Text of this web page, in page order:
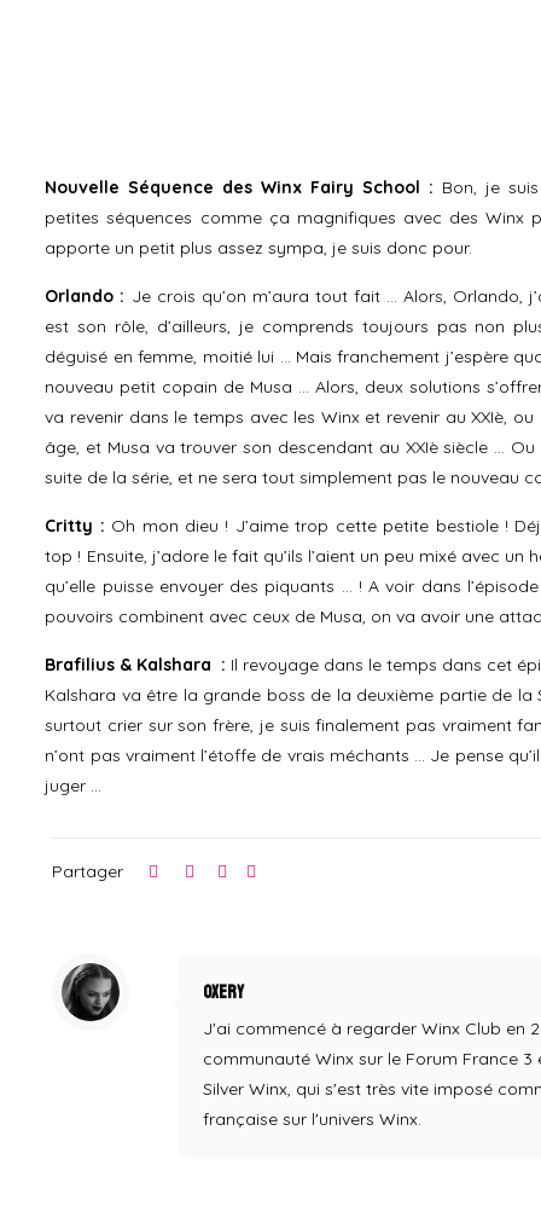
Nouvelle Séquence des Winx Fairy School : Bon, je
petites séquences comme ça magnifiques avec des
apporte un petit plus assez sympa, je suis donc pour.
Orlando : Je crois qu’on m’aura tout fait … Alors, Orlando,
est son rôle, d’ailleurs, je comprends toujours pas non
déguisé en femme, moitié lui … Mais franchement j’espère
nouveau petit copain de Musa … Alors, deux solutions
va revenir dans le temps avec les Winx et revenir au XXIè,
âge, et Musa va trouver son descendant au XXIè siècle …
suite de la série, et ne sera tout simplement pas le nouveau
Critty : Oh mon dieu ! J’aime trop cette petite bestiole !
top ! Ensuite, j’adore le fait qu’ils l’aient un peu mixé avec
qu’elle puisse envoyer des piquants … ! A voir dans
pouvoirs combinent avec ceux de Musa, on va avoir une
Brafilius & Kalshara : Il revoyage dans le temps dans cet
Kalshara va être la grande boss de la deuxième partie de la
surtout crier sur son frère, je suis finalement pas vraiment
n’ont pas vraiment l’étoffe de vrais méchants … Je pense
juger …
Partager
Oxery
J'ai commencé à regarder Winx Club en
communauté Winx sur le Forum France 3
Silver Winx, qui s'est très vite imposé
française sur l'univers Winx.